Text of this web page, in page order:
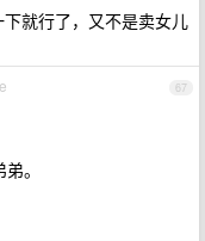
就行了，又不是卖女儿
67
。